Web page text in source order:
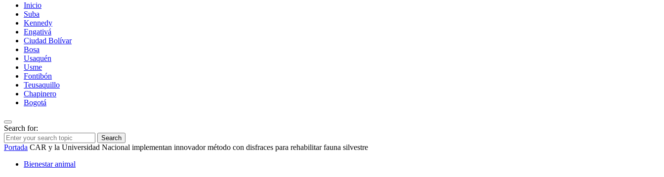
Inicio
Suba
Kennedy
Engativá
Ciudad Bolívar
Bosa
Usaquén
Usme
Fontibón
Teusaquillo
Chapinero
Bogotá
Search for:
Search
Portada CAR y la Universidad Nacional implementan innovador método con disfraces para rehabilitar fauna silvestre
Bienestar animal